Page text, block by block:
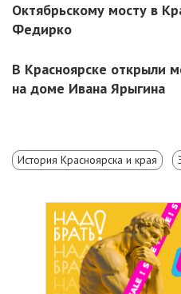
Октябрьскому мосту в
Федирко
В Красноярске открыли
на доме Ивана Ярыгина
История Красноярска и края